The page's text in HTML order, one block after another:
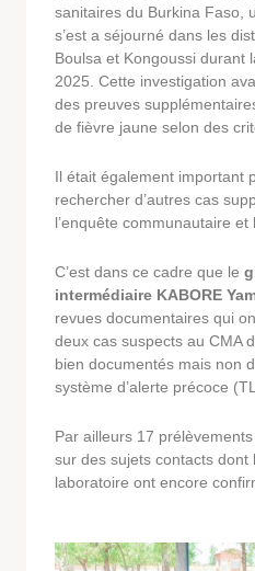
sanitaires du Burkina Faso,
s’est a séjourné dans les
Boulsa et Kongoussi durant
2025. Cette investigation
des preuves
de fièvre jaune selon des
Il était également important
rechercher d’autres cas
l’enquête communautaire
C’est dans ce cadre que le
intermédiaire KABORE
revues documentaires qui
deux cas suspects au CMA
bien documentés mais non
système d’alerte précoce
Par ailleurs 17
sur des sujets contacts dont
laboratoire ont encore